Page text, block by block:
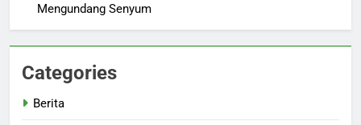
Mengundang Senyum
Categories
Berita